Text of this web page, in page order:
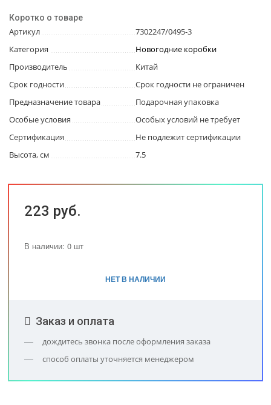
Коротко о товаре
Артикул
7302247/0495-3
Категория
Новогодние коробки
Производитель
Китай
Срок годности
Срок годности не ограничен
Предназначение товара
Подарочная упаковка
Особые условия
Особых условий не требует
Сертификация
Не подлежит сертификации
Высота, см
7.5
223 руб.
В наличии: 0 шт
НЕТ В НАЛИЧИИ
Заказ и оплата
дождитесь звонка после оформления заказа
способ оплаты уточняется менеджером